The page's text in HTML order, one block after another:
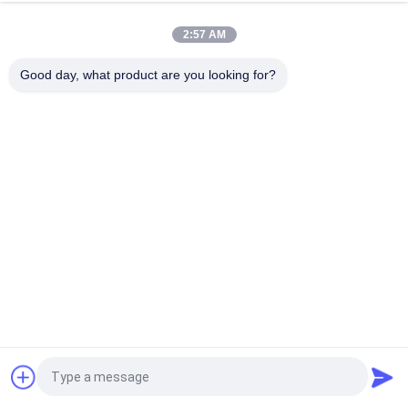
Umgebungstemperatur -25°C bis 50°C.
PERKINS Generator 10KVA/8KW Nennleistung Leroy Somer
Fordern Sie ein Angebot
2:57 AM
Good day, what product are you looking for?